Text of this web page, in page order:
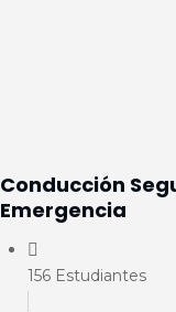
Conducción
Emergencia
156 Estudiantes